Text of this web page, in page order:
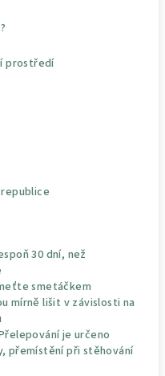
prostředí
30 dní, než
smetáčkem
mírně lišit v závislosti na
je určeno
přemístění při stěhování